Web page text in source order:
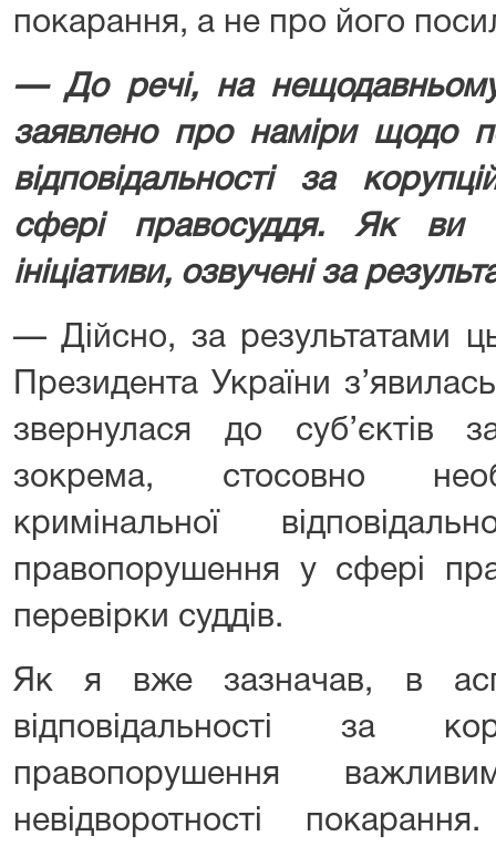
покарання, а не про його
— До речі, на
заявлено про наміри щодо
відповідальності за
сфері правосуддя. Як ви
ініціативи, озвучені за
— Дійсно, за результатами
Президента України
звернулася до суб’єктів
зокрема, стосовно
кримінальної
правопорушення у сфері
перевірки суддів.
Як я вже зазначав, в
відповідальності за
правопорушення
невідворотності